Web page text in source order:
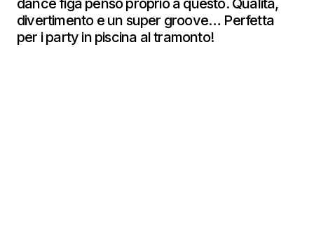
dance figa penso proprio a questo. Qualità,
divertimento e un super groove… Perfetta
per i party in piscina al tramonto!